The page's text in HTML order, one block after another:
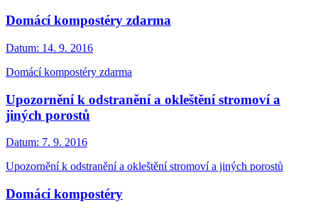
Domácí kompostéry zdarma
Datum: 14. 9. 2016
Domácí kompostéry zdarma
Upozornění k odstranění a okleštění stromoví a
jiných porostů
Datum: 7. 9. 2016
Upozornění k odstranění a okleštění stromoví a jiných porostů
Domácí kompostéry